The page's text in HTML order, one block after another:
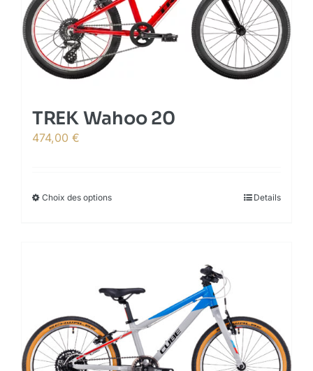
TREK Wahoo 20
474,00 €
Choix des optionsThis
The
options
may
be
chosen
Details